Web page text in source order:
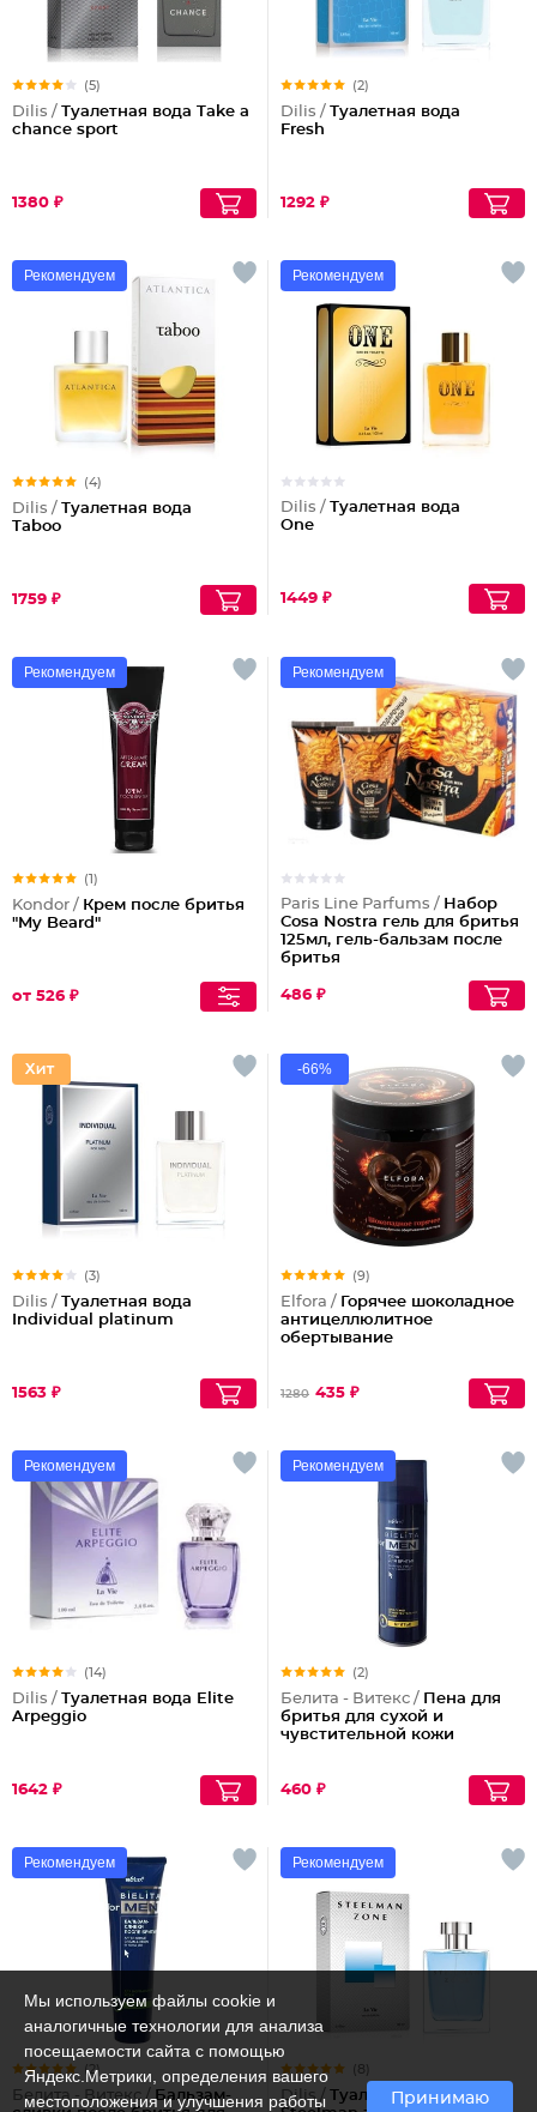
(5)
Dilis / Туалетная вода Take a
chance sport
1380 ₽
(2)
Dilis / Туалетная вода
Fresh
1292 ₽
Рекомендуем
(4)
Dilis / Туалетная вода
Taboo
1759 ₽
Рекомендуем
Dilis / Туалетная вода
One
1449 ₽
Рекомендуем
(1)
Kondor / Крем после бритья
"My Beard"
от 526 ₽
Рекомендуем
Paris Line Parfums / Набор
Cosa Nostra гель для бритья
125мл, гель-бальзам после
бритья
486 ₽
(3)
Dilis / Туалетная вода
Individual platinum
1563 ₽
-66%
(9)
Elfora / Горячее шоколадное
антицеллюлитное
обертывание
1280 435 ₽
Рекомендуем
(14)
Dilis / Туалетная вода Elite
Arpeggio
1642 ₽
Рекомендуем
(2)
Белита - Витекс / Пена для
бритья для сухой и
чувстительной кожи
460 ₽
Рекомендуем
(2)
Белита - Витекс /Бальзам-
Рекомендуем
(8)
Dilis / Туалетная вода
Мы используем файлы cookie и
аналогичные технологии для анализа
посещаемости сайта с помощью
Яндекс.Метрики, определения вашего
местоположения и улучшения работы
Принимаю